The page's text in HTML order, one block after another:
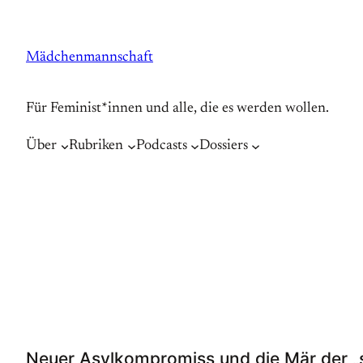
springen
Mädchenmannschaft
Für Feminist*innen und alle, die es werden wollen.
Über Rubriken Podcasts Dossiers
Neuer Asylkompromiss und die Mär der